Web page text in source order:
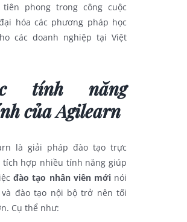
tiên phong trong công cuộc
hóa các phương pháp học
các doanh nghiệp tại Việt
tính năng
của Agilearn
là giải pháp đào tạo trực
tích hợp nhiều tính năng giúp
đào tạo nhân viên mớinói
và đào tạo nội bộ trở nên tối
Cụ thể như: